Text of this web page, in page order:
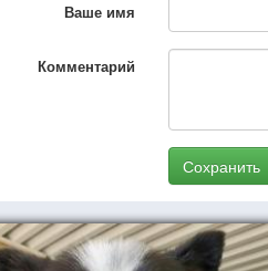
Ваше имя
Комментарий
Сохранить